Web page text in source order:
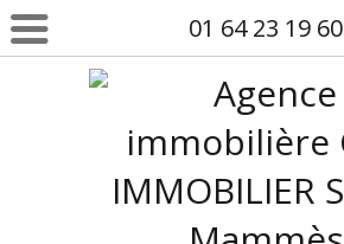
01 64 23 19 60